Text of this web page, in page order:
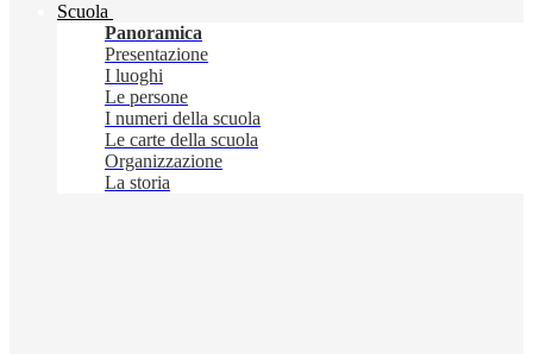
Scuola
Panoramica
Presentazione
I luoghi
Le persone
I numeri della scuola
Le carte della scuola
Organizzazione
La storia